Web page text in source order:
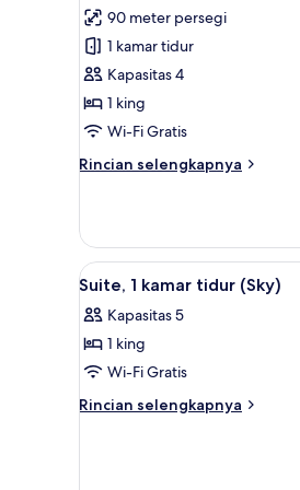
untuk
Suite,
kamar
tidur
ulasan)
90 meter persegi
1 kamar tidur
Kapasitas 4
1 king
Wi-Fi Gratis
Rincian selengkapnya
Rincian
Suite,
kamar
Lihat
semua
foto
untuk
Suite,
1
9
Suite, 1 kamar tidur (Sky)
Kapasitas 5
1 king
Wi-Fi Gratis
Rincian selengkapnya
Rincian